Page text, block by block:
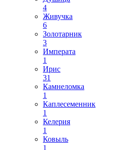
4
Живучка
6
Золотарник
3
Императа
1
Ирис
31
Камнеломка
1
Каплесеменник
1
Келерия
1
Ковыль
1